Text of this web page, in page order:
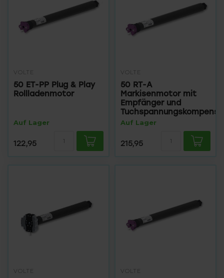
VOLTE
50 ET-PP Plug & Play
Rollladenmotor
Auf Lager
122,95
VOLTE
50 RT-A
Markisenmotor mit
Empfänger und
Auf Lager
215,95
VOLTE VOLTE